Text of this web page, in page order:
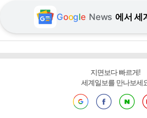
Google News 에서 세
지면보다 빠르게!
세계일보를 만나보세